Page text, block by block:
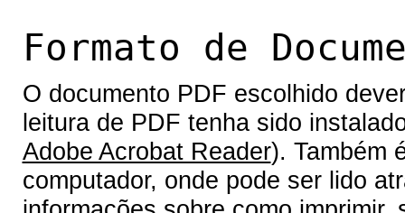
Formato de
O documento PDF escolhido
leitura de PDF tenha sido
Adobe Acrobat Reader). Também
computador, onde pode ser lido